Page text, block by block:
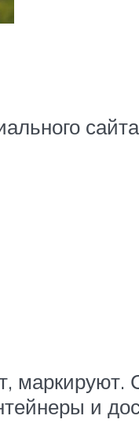
маркируют.
и